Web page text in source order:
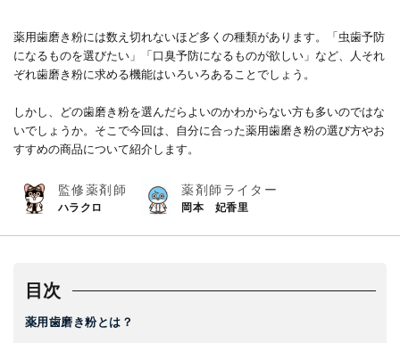
薬用歯磨き粉には数え切れないほど多くの種類があります。「虫歯予防
になるものを選びたい」「口臭予防になるものが欲しい」など、人それ
ぞれ歯磨き粉に求める機能はいろいろあることでしょう。
しかし、どの歯磨き粉を選んだらよいのかわからない方も多いのではな
いでしょうか。そこで今回は、自分に合った薬用歯磨き粉の選び方やお
すすめの商品について紹介します。
監修薬剤師
ハラクロ
薬剤師ライター
岡本 妃香里
目次
薬用歯磨き粉とは？